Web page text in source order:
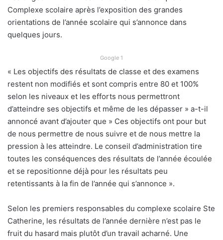
Complexe scolaire après l’exposition des grandes
orientations de l’année scolaire qui s’annonce dans
quelques jours.
Google 1
« Les objectifs des résultats de classe et des examens
restent non modifiés et sont compris entre 80 et 100%
selon les niveaux et les efforts nous permettront
d’atteindre ses objectifs et même de les dépasser » a-t-il
annoncé avant d’ajouter que » Ces objectifs ont pour but
de nous permettre de nous suivre et de nous mettre la
pression à les atteindre. Le conseil d’administration tire
toutes les conséquences des résultats de l’année écoulée
et se repositionne déjà pour les résultats peu
retentissants à la fin de l’année qui s’annonce ».
Selon les premiers responsables du complexe scolaire Ste
Catherine, les résultats de l’année dernière n’est pas le
fruit du hasard mais plutôt d’un travail acharné. Une